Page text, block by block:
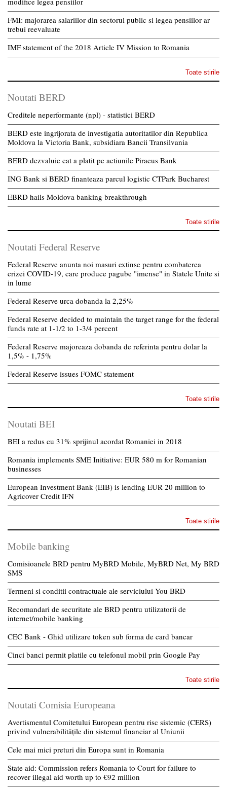
FMI: majorarea salariilor din sectorul public si legea pensiilor ar
trebui reevaluate
IMF statement of the 2018 Article IV Mission to Romania
Toate stirile
Noutati BERD
Creditele neperformante (npl) - statistici BERD
BERD este ingrijorata de investigatia autoritatilor din Republica
Moldova la Victoria Bank, subsidiara Bancii Transilvania
BERD dezvaluie cat a platit pe actiunile Piraeus Bank
ING Bank si BERD finanteaza parcul logistic CTPark Bucharest
EBRD hails Moldova banking breakthrough
Toate stirile
Noutati Federal Reserve
Federal Reserve anunta noi masuri extinse pentru combaterea
crizei COVID-19, care produce pagube "imense" in Statele Unite si
in lume
Federal Reserve urca dobanda la 2,25%
Federal Reserve decided to maintain the target range for the federal
funds rate at 1-1/2 to 1-3/4 percent
Federal Reserve majoreaza dobanda de referinta pentru dolar la
1,5% - 1,75%
Federal Reserve issues FOMC statement
Toate stirile
Noutati BEI
BEI a redus cu 31% sprijinul acordat Romaniei in 2018
Romania implements SME Initiative: EUR 580 m for Romanian
businesses
European Investment Bank (EIB) is lending EUR 20 million to
Agricover Credit IFN
Toate stirile
Mobile banking
Comisioanele BRD pentru MyBRD Mobile, MyBRD Net, My BRD
SMS
Termeni si conditii contractuale ale serviciului You BRD
Recomandari de securitate ale BRD pentru utilizatorii de
internet/mobile banking
CEC Bank - Ghid utilizare token sub forma de card bancar
Cinci banci permit platile cu telefonul mobil prin Google Pay
Toate stirile
Noutati Comisia Europeana
Avertismentul Comitetului European pentru risc sistemic (CERS)
privind vulnerabilitățile din sistemul financiar al Uniunii
Cele mai mici preturi din Europa sunt in Romania
State aid: Commission refers Romania to Court for failure to
recover illegal aid worth up to €92 million